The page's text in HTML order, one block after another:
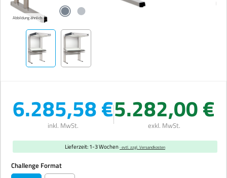
Abbildung ähnlich
6.285,58 €
inkl. MwSt.
5.282,00 €
exkl. MwSt.
Lieferzeit: 1-3 Wochen· evtl. zzgl. Versandkosten
Challenge Formatauswählen